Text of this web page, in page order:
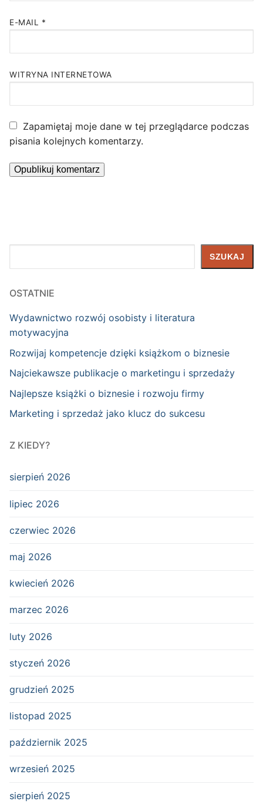
E-MAIL *
WITRYNA INTERNETOWA
Zapamiętaj moje dane w tej przeglądarce podczas
pisania kolejnych komentarzy.
SZUKAJ
OSTATNIE
Wydawnictwo rozwój osobisty i literatura
motywacyjna
Rozwijaj kompetencje dzięki książkom o biznesie
Najciekawsze publikacje o marketingu i sprzedaży
Najlepsze książki o biznesie i rozwoju firmy
Marketing i sprzedaż jako klucz do sukcesu
Z KIEDY?
sierpień 2026
lipiec 2026
czerwiec 2026
maj 2026
kwiecień 2026
marzec 2026
luty 2026
styczeń 2026
grudzień 2025
listopad 2025
październik 2025
wrzesień 2025
sierpień 2025